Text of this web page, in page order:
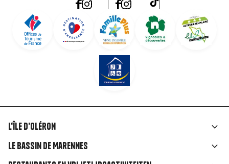
Liens
rubriques
L'île d'Oléron
Le Bassin de Marennes